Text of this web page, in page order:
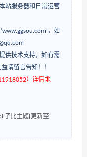
站服务器和日常运营
，如
供技术支持，如有需
请留言告知！！
）详情地
子比主题[更新至